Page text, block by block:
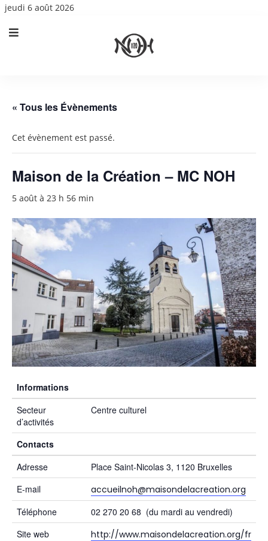
jeudi 6 août 2026
« Tous les Évènements
Cet évènement est passé.
Maison de la Création – MC NOH
5 août à 23 h 56 min
Informations
Secteur
d’activités
Centre culturel
Contacts
Adresse
Place Saint-Nicolas 3, 1120 Bruxelles
E-mail
accueilnoh@maisondelacreation.org
Téléphone
02 270 20 68 (du mardi au vendredi)
Site web
http://www.maisondelacreation.org/fr